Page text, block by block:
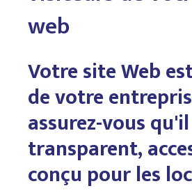
web
Votre site Web
de votre
assurez-vous
transparent,
conçu pour les